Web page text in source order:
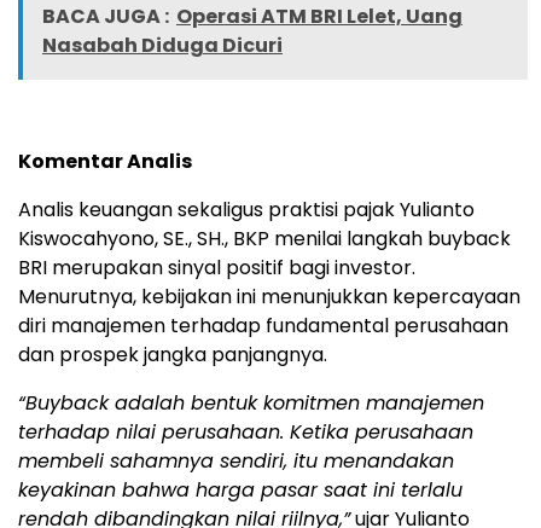
BACA JUGA : Operasi ATM BRI Lelet, Uang
Nasabah Diduga Dicuri
Komentar Analis
Analis keuangan sekaligus praktisi pajak Yulianto
Kiswocahyono, SE., SH., BKP menilai langkah buyback
BRI merupakan sinyal positif bagi investor.
Menurutnya, kebijakan ini menunjukkan kepercayaan
diri manajemen terhadap fundamental perusahaan
dan prospek jangka panjangnya.
“Buyback adalah bentuk komitmen manajemen
terhadap nilai perusahaan. Ketika perusahaan
membeli sahamnya sendiri, itu menandakan
keyakinan bahwa harga pasar saat ini terlalu
rendah dibandingkan nilai riilnya,”ujar Yulianto